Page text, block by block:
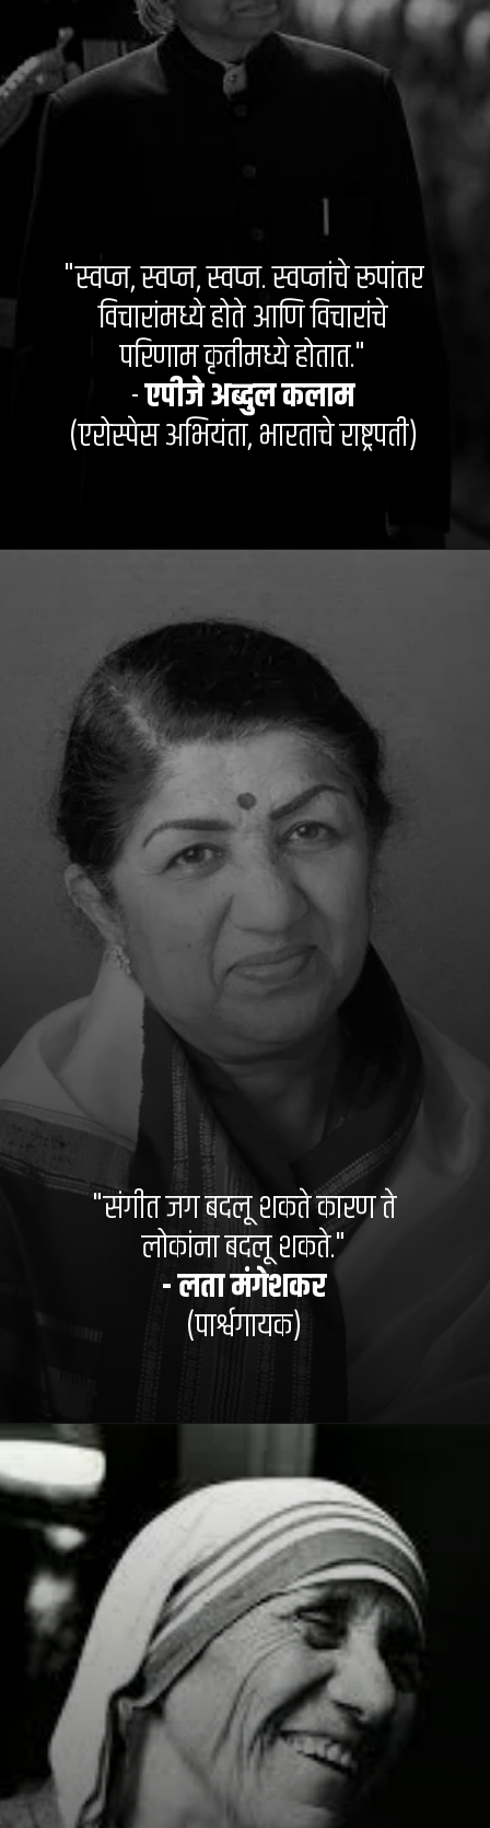
"स्वप्न, स्वप्न, स्वप्न. स्वप्नांचे रूपांतर
विचारांमध्ये होते आणि विचारांचे
परिणाम कृतीमध्ये होतात."
-एपीजे अब्दुल कलाम
(एरोस्पेस अभियंता, भारताचे राष्ट्रपती)
"संगीत जग बदलू शकते कारण ते
लोकांना बदलू शकते."
- लता मंगेशकर
(पार्श्वगायक)